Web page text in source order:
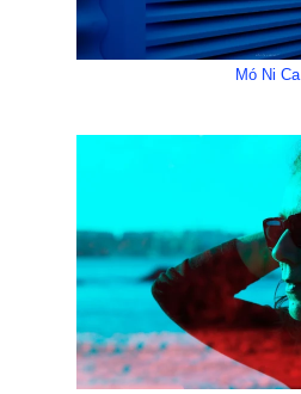
Mó Ni Ca